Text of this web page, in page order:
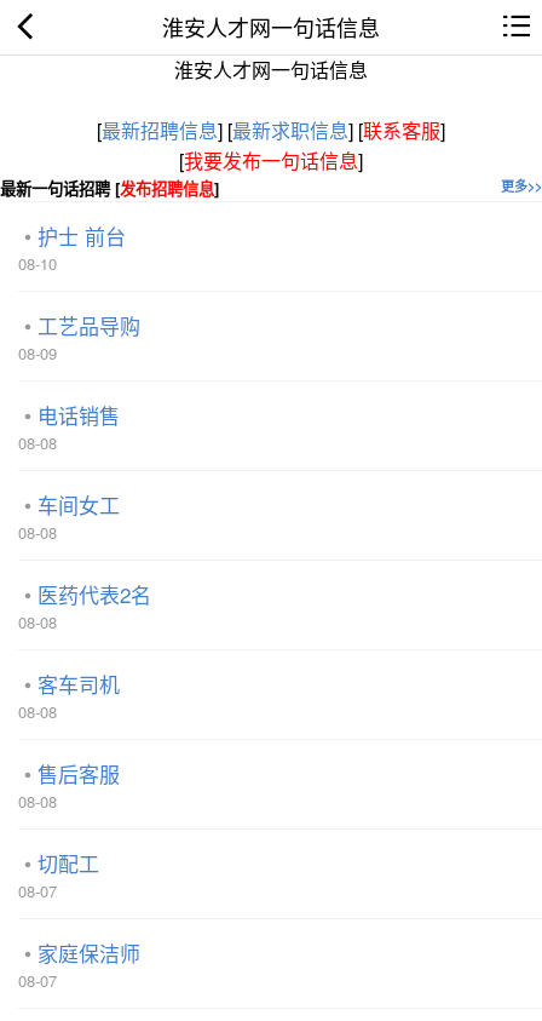
淮安人才网一句话信息
淮安人才网一句话信息
[最新招聘信息] [最新求职信息] [联系客服]
[我要发布一句话信息]
更多>>
最新一句话招聘 [发布招聘信息]
护士 前台
08-10
工艺品导购
08-09
电话销售
08-08
车间女工
08-08
医药代表2名
08-08
客车司机
08-08
售后客服
08-08
切配工
08-07
家庭保洁师
08-07